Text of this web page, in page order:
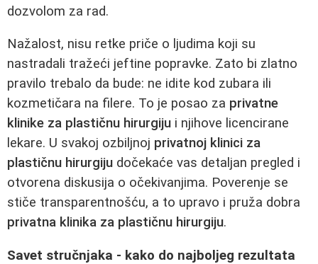
dozvolom za rad.
Nažalost, nisu retke priče o ljudima koji su
nastradali tražeći jeftine popravke. Zato bi zlatno
pravilo trebalo da bude: ne idite kod zubara ili
kozmetičara na filere. To je posao za privatne
klinike za plastičnu hirurgiju i njihove licencirane
lekare. U svakoj ozbiljnoj privatnoj klinici za
plastičnu hirurgiju dočekaće vas detaljan pregled i
otvorena diskusija o očekivanjima. Poverenje se
stiče transparentnošću, a to upravo i pruža dobra
privatna klinika za plastičnu hirurgiju.
Savet stručnjaka - kako do najboljeg rezultata